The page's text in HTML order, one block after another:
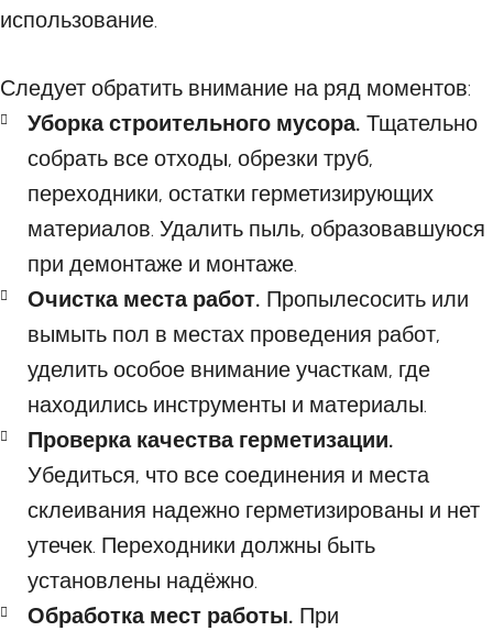
использование.
Следует обратить внимание на ряд моментов:
Уборка строительного мусора. Тщательно
собрать все отходы, обрезки труб,
переходники, остатки герметизирующих
материалов. Удалить пыль, образовавшуюся
при демонтаже и монтаже.
Очистка места работ. Пропылесосить или
вымыть пол в местах проведения работ,
уделить особое внимание участкам, где
находились инструменты и материалы.
Проверка качества герметизации.
Убедиться, что все соединения и места
склеивания надежно герметизированы и нет
утечек. Переходники должны быть
установлены надёжно.
Обработка мест работы. При